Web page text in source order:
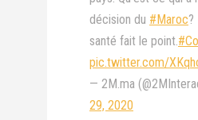
décision du #Maroc?
santé fait le point.
pic.twitter.com/
— 2M.ma
29, 2020